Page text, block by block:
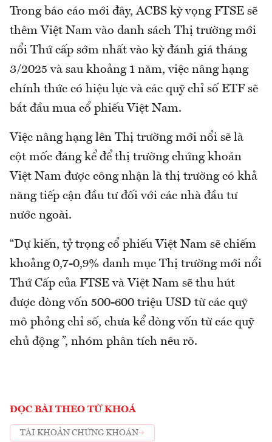
Trong báo cáo mới đây, ACBS kỳ vọng FTSE sẽ
thêm Việt Nam vào danh sách Thị trường mới
nổi Thứ cấp sớm nhất vào kỳ đánh giá tháng
3/2025 và sau khoảng 1 năm, việc nâng hạng
chính thức có hiệu lực và các quỹ chỉ số ETF sẽ
bắt đầu mua cổ phiếu Việt Nam.
Việc nâng hạng lên Thị trường mới nổi sẽ là
cột mốc đáng kể để thị trường chứng khoán
Việt Nam được công nhận là thị trường có khả
năng tiếp cận đầu tư đối với các nhà đầu tư
nước ngoài.
“Dự kiến, tỷ trọng cổ phiếu Việt Nam sẽ chiếm
khoảng 0,7-0,9% danh mục Thị trường mới nổi
Thứ Cấp của FTSE và Việt Nam sẽ thu hút
được dòng vốn 500-600 triệu USD từ các quỹ
mô phỏng chỉ số, chưa kể dòng vốn từ các quỹ
chủ động ”, nhóm phân tích nêu rõ.
ĐỌC BÀI THEO TỪ KHOÁ
TÀI KHOẢN CHỨNG KHOÁN